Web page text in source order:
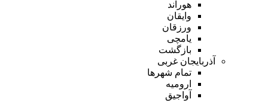
هوراند
وایقان
ورزقان
یامچی
بازگشت
آذربایجان غربی
تمام شهر‌ها
ارومیه
آواجیق